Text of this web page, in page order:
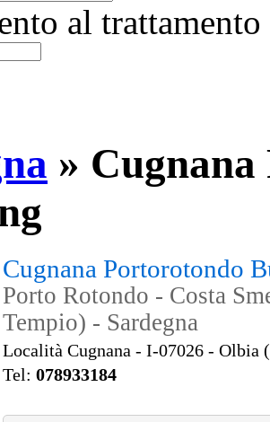
al
»
Cugnana Portorotondo
Porto Rotondo - Costa
Tempio) - Sardegna
Località Cugnana - I-07026 - Olbia
Tel: 078933184